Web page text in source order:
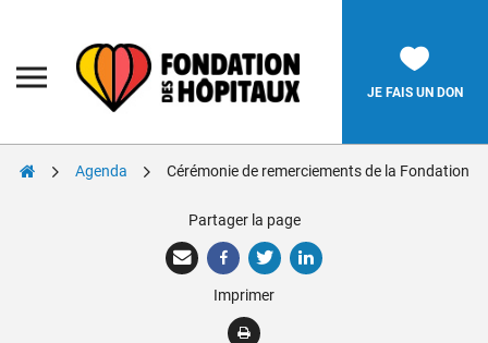
des
Hôpitaux
JE FAIS UN DON
Agenda Cérémonie de remerciements de la Fondation
Partager la page
Imprimer